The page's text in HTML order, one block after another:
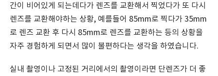
간이 비어있게 되는데다가 렌즈를 교환해서 찍었다가 또 다시
렌즈를 교환해야하는 상황, 예를들어 85mm로 찍다가 35mm
로 렌즈 교환 후 다시 85mm로 렌즈를 교환하는 등의 상황을
자주 경험하게 되면서 많이 불편하다는 생각을 하였습니다.
실내 촬영이나 고정된 거리에서의 촬영이라면 단렌즈가 더 좋